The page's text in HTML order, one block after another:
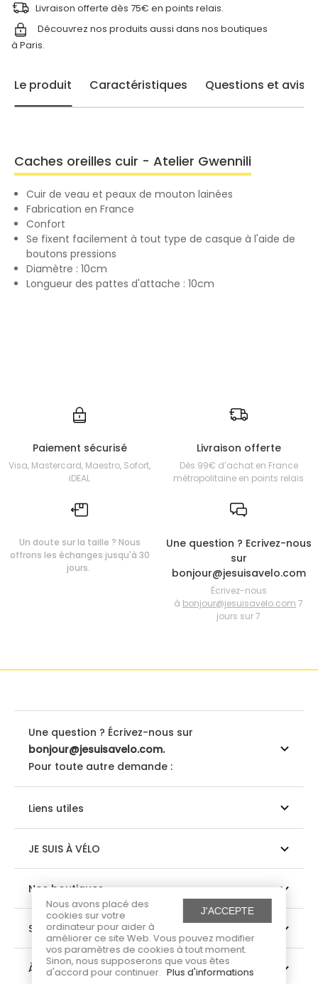
J'ACCEPTE
Nous avons placé des
cookies sur votre
ordinateur pour aider à
améliorer ce site Web. Vous pouvez modifier
vos paramètres de cookies à tout moment.
Sinon, nous supposerons que vous êtes
d'accord pour continuer. Plus d'informations
Livraison offerte dès 75€ en points relais.
Découvrez nos produits aussi dans nos boutiques
à Paris.
Le produit Caractéristiques Questions et avis
Caches oreilles cuir - Atelier Gwennili
Cuir de veau et peaux de mouton lainées
Fabrication en France
Confort
Se fixent facilement à tout type de casque à l'aide de
boutons pressions
Diamètre : 10cm
Longueur des pattes d'attache : 10cm
Paiement sécurisé
Visa, Mastercard, Maestro, Sofort,
iDEAL
Livraison offerte
Dès 99€ d’achat en France
métropolitaine en points relais
Un doute sur la taille ? Nous
offrons les échanges jusqu'à 30
jours.
Une question ? Ecrivez-nous
sur
bonjour@jesuisavelo.com
Écrivez-nous
à bonjour@jesuisavelo.com 7
jours sur 7
Une question ? Écrivez-nous sur
bonjour@jesuisavelo.com.
Pour toute autre demande :
Liens utiles
JE SUIS À VÉLO
Nos boutiques
Suivez-nous
À propos